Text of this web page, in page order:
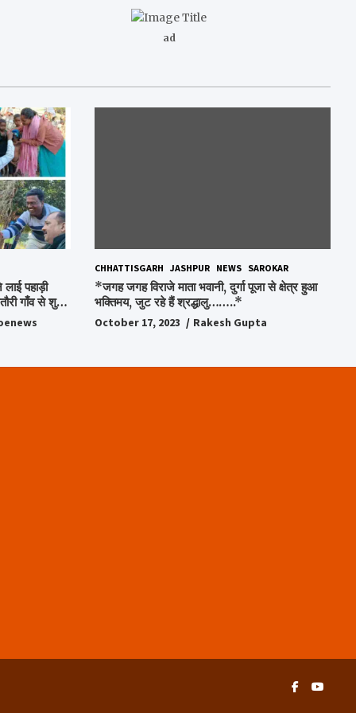
ad
पहाड़ी
गाँव से शुरु
CHHATTISGARH JASHPUR NEWS SAROKAR
*जगह जगह विराजे माता भवानी, दुर्गा पूजा से क्षेत्र हुआ
भक्तिमय, जुट रहे हैं श्रद्धालु……..*
October 17, 2023 Rakesh Gupta